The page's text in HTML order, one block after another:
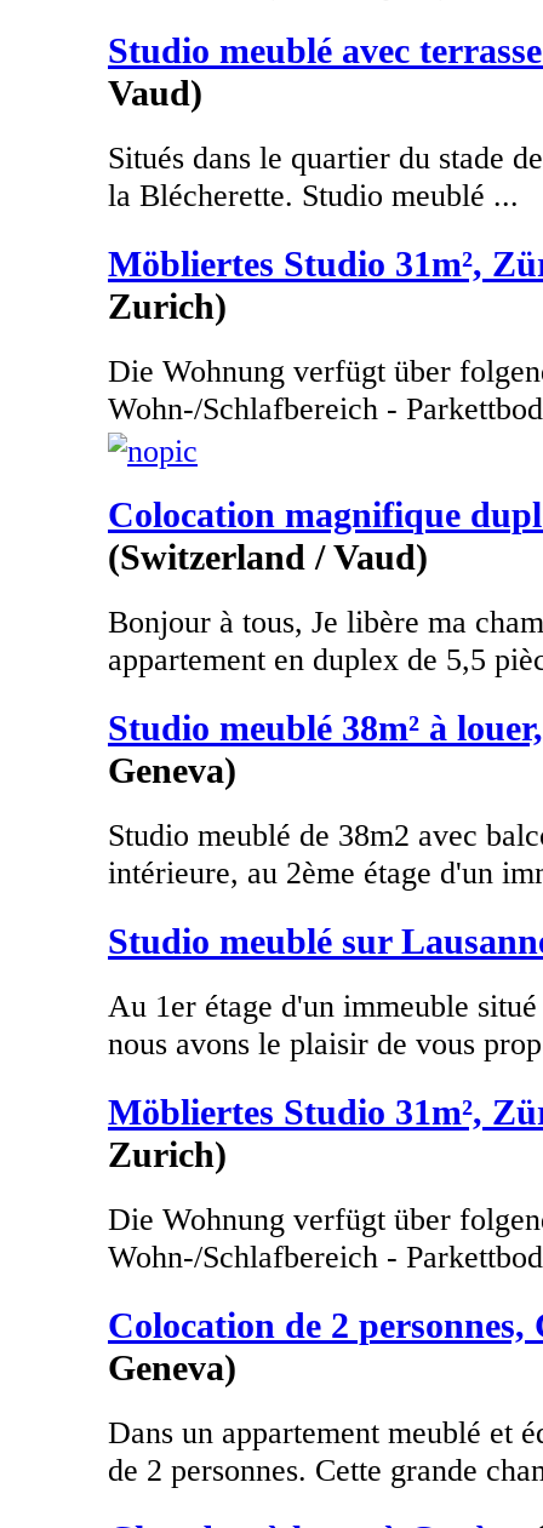
Studio meublé avec
Vaud)
Situés dans le quartier du stade
la Blécherette. Studio meublé ...
Möbliertes Studio 31m²,
Zurich)
Die Wohnung verfügt über
Wohn-/Schlafbereich -
Colocation magnifique
(Switzerland / Vaud)
Bonjour à tous, Je libère ma
appartement en duplex de 5,5
Studio meublé 38m² à
Geneva)
Studio meublé de 38m2 avec
intérieure, au 2ème étage d'un
Studio meublé sur
Au 1er étage d'un immeuble
nous avons le plaisir de vous
Möbliertes Studio 31m²,
Zurich)
Die Wohnung verfügt über
Wohn-/Schlafbereich -
Colocation de 2 personnes,
Geneva)
Dans un appartement meublé et
de 2 personnes. Cette grande